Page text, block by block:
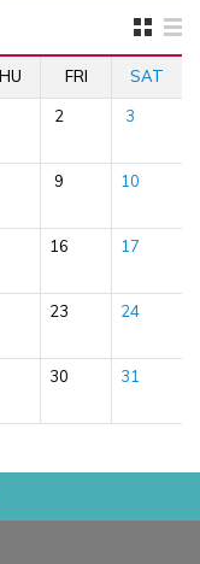
FRI SAT
2 3
9 10
16 17
23 24
30 31